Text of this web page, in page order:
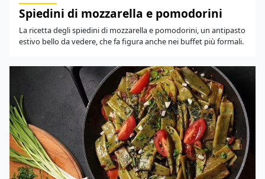
Spiedini di mozzarella e pomodorini
La ricetta degli spiedini di mozzarella e pomodorini, un antipasto
estivo bello da vedere, che fa figura anche nei buffet più formali.